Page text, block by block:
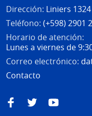
Dirección: Liniers
Teléfono: (+598) 2901
Horario de atención:
Lunes a viernes de
Correo electrónico:
Contacto
FacebookTwitterYouTube